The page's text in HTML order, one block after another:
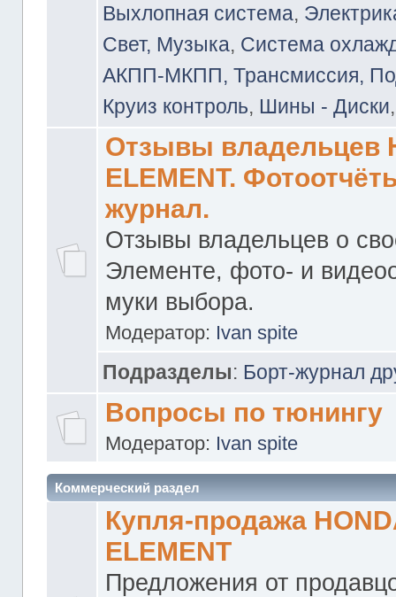
Выхлопная система,
Свет, Музыка, Система
АКПП-МКПП, Трансмиссия,
Круиз контроль, Шины - Диски
Отзывы владельцев
ELEMENT.
журнал.
Отзывы владельцев о
Элементе, фото- и
муки выбора.
Модератор: Ivan spite
Подразделы: Борт-журнал
Вопросы по тюнингу
Модератор: Ivan spite
Коммерческий раздел
Купля-продажа
ELEMENT
Предложения от